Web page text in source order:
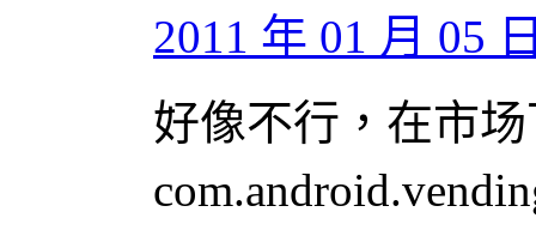
2011 年 01 月 05
好像不行，在市